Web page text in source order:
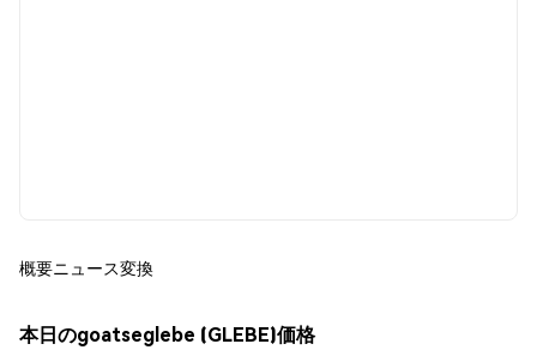
概要ニュース変換
本日のgoatseglebe (GLEBE)価格